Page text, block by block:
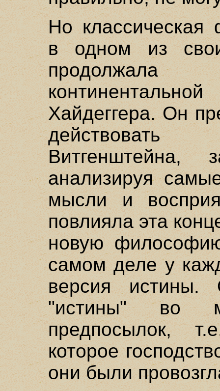
Но классическая
в одном из
продолжала
Хайдеггера. Он
Витгенштейна,
анализируя
мысли и
повлияла эта
новую
самом деле у
версия
"истины" во
предпосылок,
которое
они были